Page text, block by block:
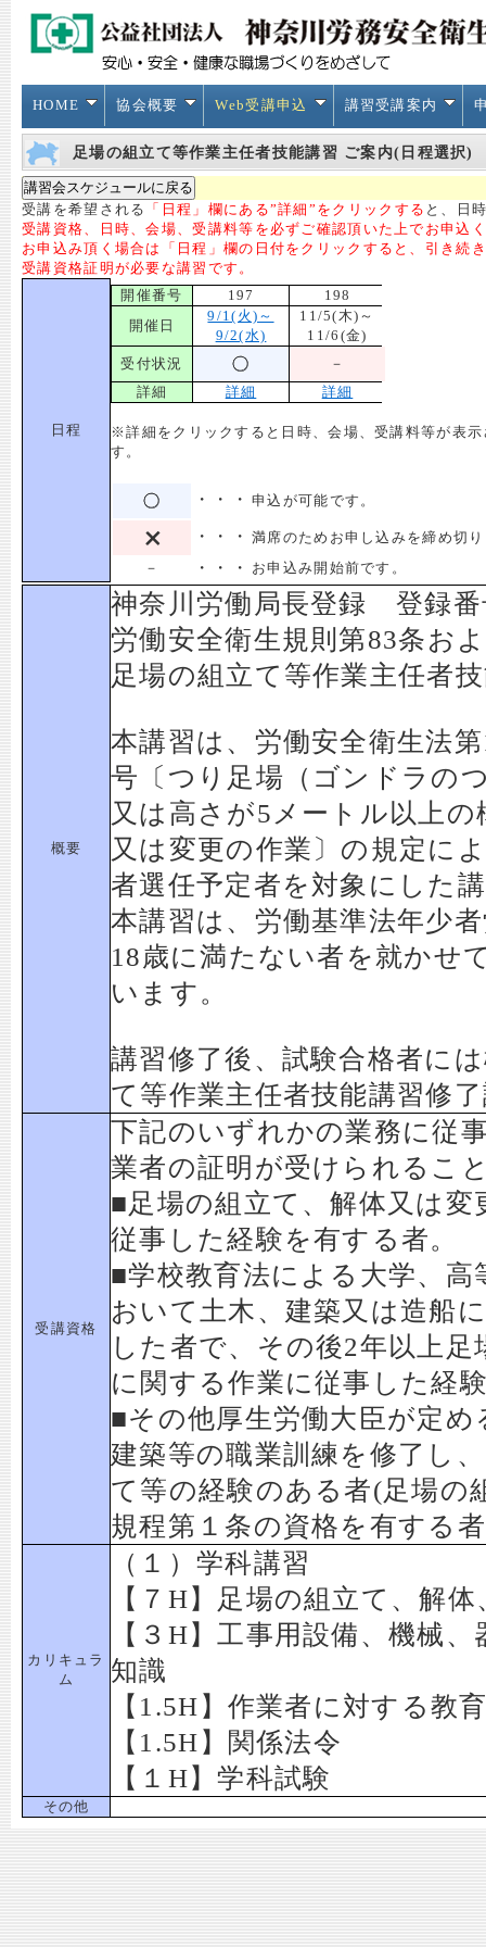
HOME 協会概要 Web受講申込 講習受講案内
足場の組立て等作業主任者技能講習 ご案内(日程選択)
受講を希望される 「日程」欄にある”詳細”をクリックする と、日
受講資格、日時、会場、受講料等を必ずご確認頂いた上でお申込
お申込み頂く場合は「日程」欄の日付をクリックすると、引き続
受講資格証明が必要な講習です。
日程
開催番号 197
198
開催日
9/1(火)～
9/2(水)
11/5(木)～
11/6(金)
受付状況
－
詳細
詳細 詳細
※詳細をクリックすると日時、会場、受講料等が表
す。
・・・ 申込が可能です。
・・・ 満席のためお申し込みを締め切
－
・・・ お申込み開始前です。
概要
神奈川労働局長登録 登録番
労働安全衛生規則第83条お
足場の組立て等作業主任者
本講習は、労働安全衛生法
号〔つり足場（ゴンドラの
又は高さが5メートル以上
又は変更の作業〕の規定に
者選任予定者を対象にした
本講習は、労働基準法年少
18歳に満たない者を就かせ
います。
講習修了後、試験合格者に
て等作業主任者技能講習修
受講資格
下記のいずれかの業務に従
業者の証明が受けられるこ
■足場の組立て、解体又は
従事した経験を有する者。
■学校教育法による大学、
おいて土木、建築又は造船
した者で、その後2年以上
に関する作業に従事した経
■その他厚生労働大臣が定め
建築等の職業訓練を修了し
て等の経験のある者(足場の
規程第１条の資格を有する
カリキュラ
ム
（１）学科講習
【７H】足場の組立て、解
【３H】工事用設備、機械
知識
【1.5H】作業者に対する教
【1.5H】関係法令
【１H】学科試験
その他